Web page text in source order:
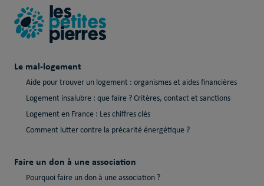
Le mal-logement
Aide pour trouver un logement : organismes et aides financières
Logement insalubre : que faire ? Critères, contact et sanctions
Logement en France : Les chiffres clés
Comment lutter contre la précarité énergétique ?
Faire un don à une association
Pourquoi faire un don à une association ?